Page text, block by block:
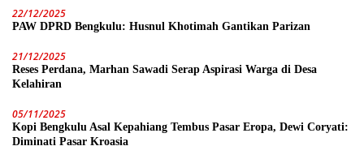
22/12/2025
PAW DPRD Bengkulu: Husnul Khotimah Gantikan Parizan
21/12/2025
Reses Perdana, Marhan Sawadi Serap Aspirasi Warga di Desa
Kelahiran
05/11/2025
Kopi Bengkulu Asal Kepahiang Tembus Pasar Eropa, Dewi Coryati:
Diminati Pasar Kroasia